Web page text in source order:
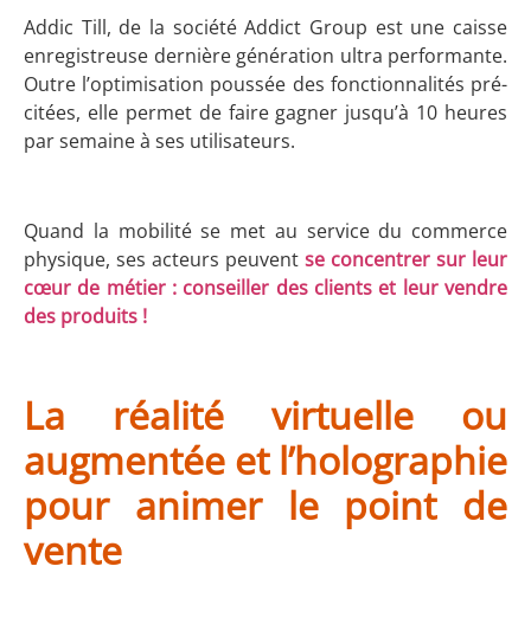
Addic Till, de la société Addict Group est une caisse
enregistreuse dernière génération ultra performante.
Outre l’optimisation poussée des fonctionnalités pré-
citées, elle permet de faire gagner jusqu’à 10 heures
par semaine à ses utilisateurs.
Quand la mobilité se met au service du commerce
physique, ses acteurs peuvent se concentrer sur leur
cœur de métier : conseiller des clients et leur vendre
des produits !
La réalité virtuelle ou
augmentée et l’holographie
pour animer le point de
vente